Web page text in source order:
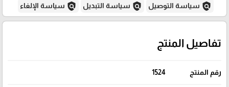
policy سياسة التوصيل policy سياسة التبديل policy سياسة الإلغاء
تفاصيل المنتج
رقم المنتج 1524